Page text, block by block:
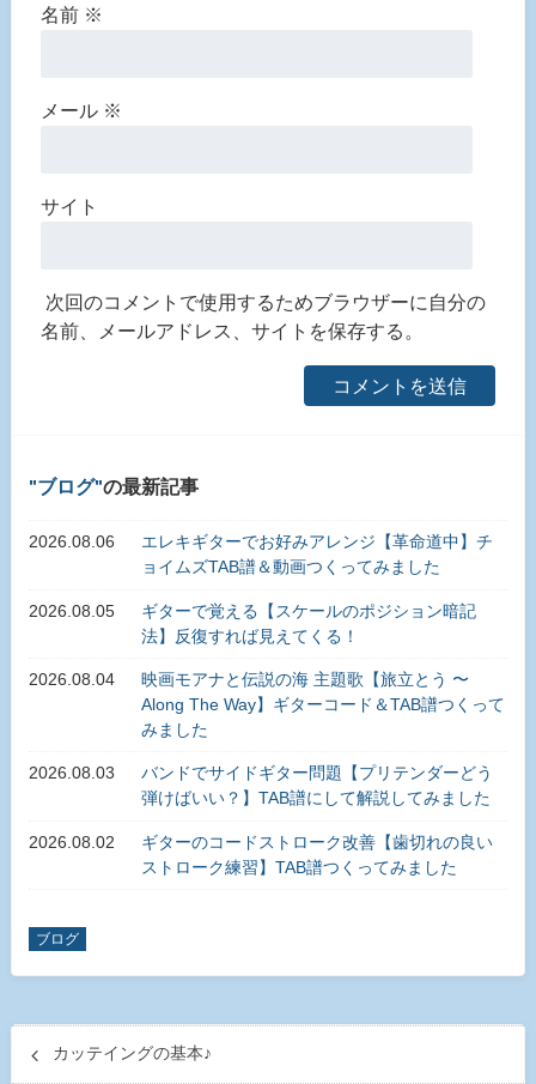
名前 ※
メール ※
サイト
次回のコメントで使用するためブラウザーに自分の
名前、メールアドレス、サイトを保存する。
ブログ の最新記事
2026.08.06
エレキギターでお好みアレンジ【革命道中】チ
ョイムズTAB譜＆動画つくってみました
2026.08.05
ギターで覚える【スケールのポジション暗記
法】反復すれば見えてくる！
2026.08.04
映画モアナと伝説の海 主題歌【旅立とう 〜
Along The Way】ギターコード＆TAB譜つくって
みました
2026.08.03
バンドでサイドギター問題【プリテンダーどう
弾けばいい？】TAB譜にして解説してみました
2026.08.02
ギターのコードストローク改善【歯切れの良い
ストローク練習】TAB譜つくってみました
ブログ
カッテイングの基本♪